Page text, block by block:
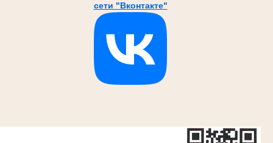
сети "Вконтакте"